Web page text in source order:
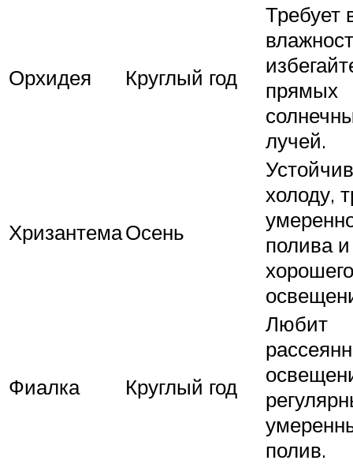
Орхидея Круглый год
Требует
прямых
лучей.
ХризантемаОсень
холоду,
полива и
хорошего
Фиалка Круглый год
Любит
полив.